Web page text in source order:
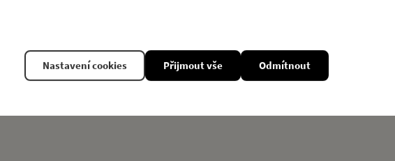
Odmítnout
Nastavení cookies Přijmout vše